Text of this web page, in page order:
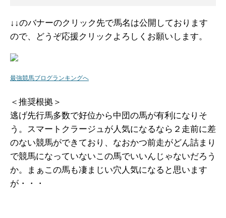
↓↓のバナーのクリック先で馬名は公開しております
ので、どうぞ応援クリックよろしくお願いします。
最強競馬ブログランキングへ
＜推奨根拠＞
逃げ先行馬多数で好位から中団の馬が有利になりそ
う。スマートクラージュが人気になるなら２走前に差
のない競馬ができており、なおかつ前走がどん詰まり
で競馬になっていないこの馬でいいんじゃないだろう
か。まぁこの馬も凄まじい穴人気になると思います
が・・・